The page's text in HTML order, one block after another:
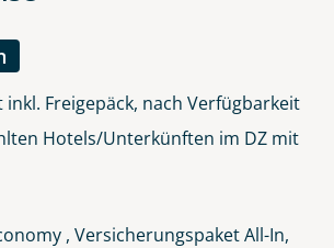
Freigepäck, nach Verfügbarkeit
Hotels/Unterkünften im DZ mit
, Versicherungspaket All-In,
verschlüsselt an unseren Server
und zur Kenntnis